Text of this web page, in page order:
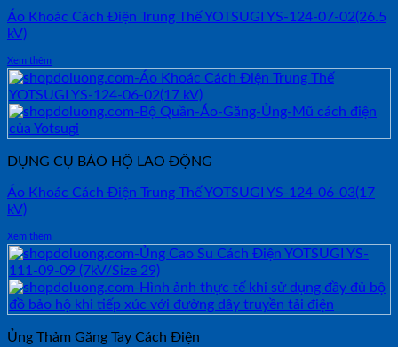
Áo Khoác Cách Điện Trung Thế YOTSUGI YS-124-07-02(26.5
kV)
Xem thêm
DỤNG CỤ BẢO HỘ LAO ĐỘNG
Áo Khoác Cách Điện Trung Thế YOTSUGI YS-124-06-03(17
kV)
Xem thêm
Ủng Thảm Găng Tay Cách Điện